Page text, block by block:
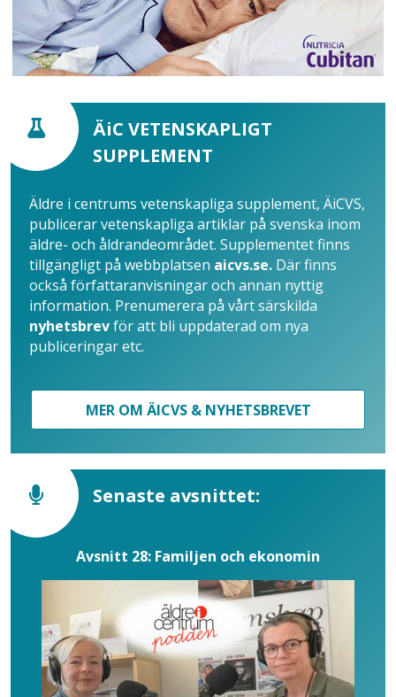
ÄiC VETENSKAPLIGT
SUPPLEMENT
Äldre i centrums vetenskapliga supplement, ÄiCVS,
publicerar vetenskapliga artiklar på svenska inom
äldre- och åldrandeområdet. Supplementet finns
tillgängligt på webbplatsen aicvs.se. Där finns
också författaranvisningar och annan nyttig
information. Prenumerera på vårt särskilda
nyhetsbrevför att bli uppdaterad om nya
publiceringar etc.
MER OM ÄICVS & NYHETSBREVET
Senaste avsnittet:
Avsnitt 28: Familjen och ekonomin